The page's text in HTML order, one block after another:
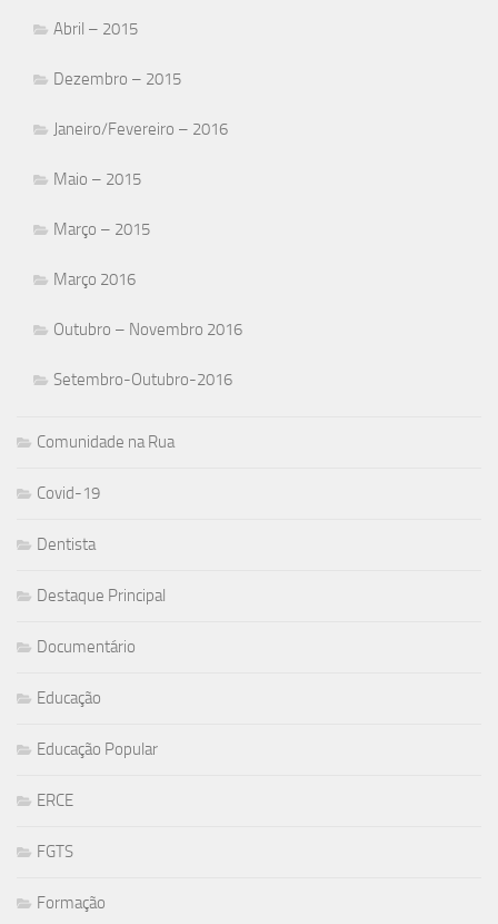
Abril – 2015
Dezembro – 2015
Janeiro/Fevereiro – 2016
Maio – 2015
Março – 2015
Março 2016
Outubro – Novembro 2016
Setembro-Outubro-2016
Comunidade na Rua
Covid-19
Dentista
Destaque Principal
Documentário
Educação
Educação Popular
ERCE
FGTS
Formação